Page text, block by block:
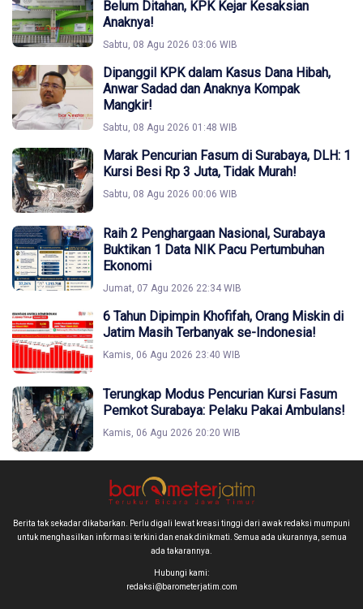
Belum Ditahan, KPK Kejar Kesaksian
Anaknya!
Sabtu, 08 Agu 2026 03:06 WIB
Dipanggil KPK dalam Kasus Dana Hibah,
Anwar Sadad dan Anaknya Kompak
Mangkir!
Sabtu, 08 Agu 2026 01:48 WIB
Marak Pencurian Fasum di Surabaya, DLH: 1
Kursi Besi Rp 3 Juta, Tidak Murah!
Sabtu, 08 Agu 2026 00:06 WIB
Raih 2 Penghargaan Nasional, Surabaya
Buktikan 1 Data NIK Pacu Pertumbuhan
Ekonomi
Jumat, 07 Agu 2026 22:34 WIB
6 Tahun Dipimpin Khofifah, Orang Miskin di
Jatim Masih Terbanyak se-Indonesia!
Kamis, 06 Agu 2026 23:40 WIB
Terungkap Modus Pencurian Kursi Fasum
Pemkot Surabaya: Pelaku Pakai Ambulans!
Kamis, 06 Agu 2026 20:20 WIB
Berita tak sekadar dikabarkan. Perlu digali lewat kreasi tinggi dari awak redaksi mumpuni
untuk menghasilkan informasi terkini dan enak dinikmati. Semua ada ukurannya, semua
ada takarannya.
Hubungi kami:
redaksi@barometerjatim.com